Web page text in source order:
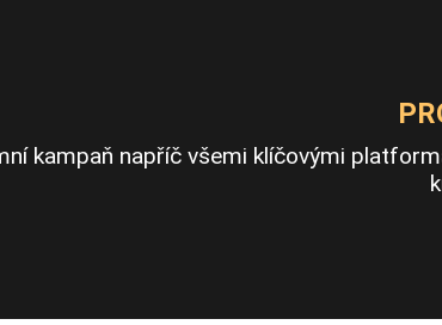
kampaň napříč všemi klíčovými